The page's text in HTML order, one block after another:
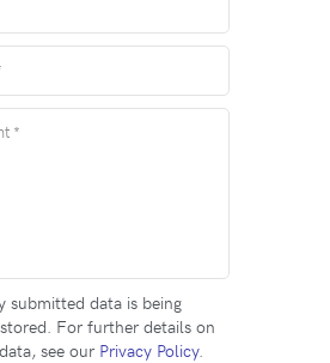
submitted data is being
For further details on
see our Privacy Policy.